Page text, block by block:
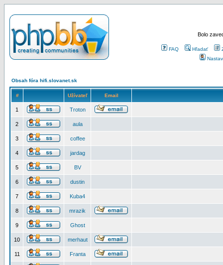
Bolo
FAQ Hľadať
Obsah fóra hifi.slovanet.sk
# Užívateľ Email
1 Troton
2 aula
3 coffee
4 jardag
5 BV
6 dustin
7 Kuba4
8 mrazik
9 Ghost
10 merhaut
11 Franta